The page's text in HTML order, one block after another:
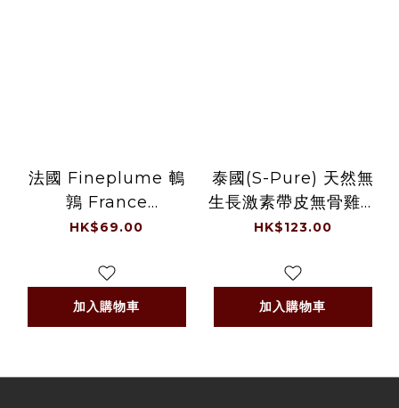
法國 Fineplume 鵪
鶉 France
Fineplume Quails
400克/包 +/-5% (急
凍 -18°C）
HK$69.00
加入購物車
泰國(S-Pure) 天然無
生長激素帶皮無骨雞上
髀扒 1公斤/包 (-18℃)
HK$123.00
加入購物車